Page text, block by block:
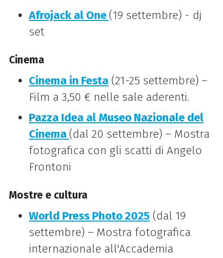
Afrojack al One(19 settembre) - dj
set
Cinema
Cinema in Festa(21-25 settembre) –
Film a 3,50 € nelle sale aderenti.
Pazza Idea al Museo Nazionale del
Cinema(dal 20 settembre) – Mostra
fotografica con gli scatti di Angelo
Frontoni
Mostre e cultura
World Press Photo 2025 (dal 19
settembre) – Mostra fotografica
internazionale all'Accademia